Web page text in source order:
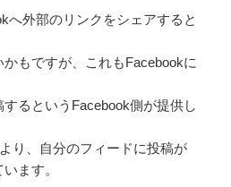
へ外部のリンクをシェアすると
もですが、これもFacebookに
るというFacebook側が提供し
り、自分のフィードに投稿が
ます。